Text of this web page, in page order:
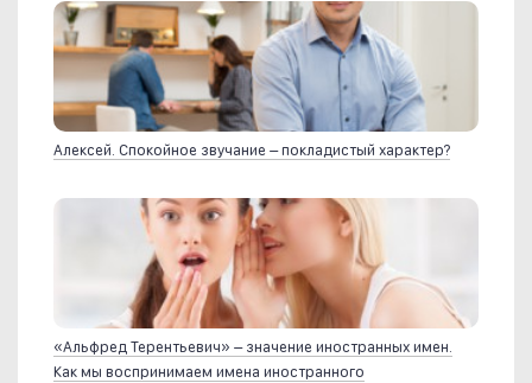
Алексей. Спокойное звучание – покладистый характер?
«Альфред Терентьевич» – значение иностранных имен.
Как мы воспринимаем имена иностранного